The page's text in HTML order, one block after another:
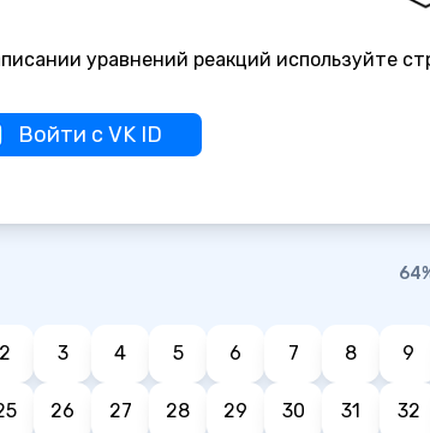
уравнений реакций используйте
Войти с VK ID
2 3 4 5 6 7 8 9
26 27 28 29 30 31 32